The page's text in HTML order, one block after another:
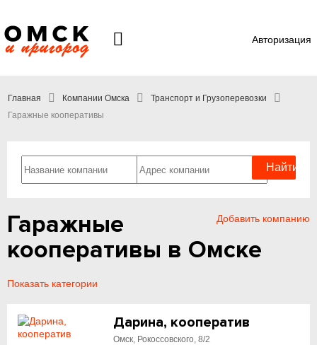
Авторизация
Главная Компании Омска
Транспорт и Грузоперевозки
Гаражные кооперативы
Добавить компанию
Гаражные
кооперативы в Омске
Показать категории
Дарина, кооператив
Омск, Рокоссовского, 8/2